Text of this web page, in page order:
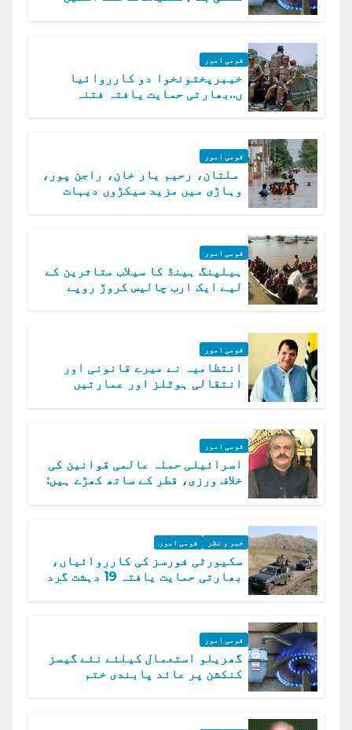
قومی امور
خیبرپختونخوا دو کارروائیا
ں..بھارتی حمایت یافتہ فتنہ
قومی امور
ملتان، رحیم یار خان، راجن پور،
وہاڑی میں مزید سیکڑوں دیہات
قومی امور
ہیلپنگ ہینڈ کا سیلاب متاثرین کے
لیے ایک ارب چالیس کروڑ روپے
قومی امور
انتظامیہ نے میرے قانونی اور
انتقالی ہوٹلز اور عمارتیں
قومی امور
اسرائیلی حملہ عالمی قوانین کی
خلاف ورزی، قطر کے ساتھ کھڑے ہیں:
خبر و نظر قومی امور
سکیورٹی فورسز کی کارروائیاں،
بھارتی حمایت یافتہ 19 دہشت گرد
قومی امور
گھریلو استعمال کیلئے نئے گیسز
کنکشن پر عائد پابندی ختم